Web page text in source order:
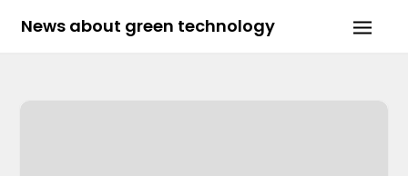
News about green technology